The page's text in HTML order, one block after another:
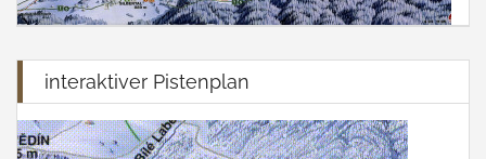
interaktiver Pistenplan